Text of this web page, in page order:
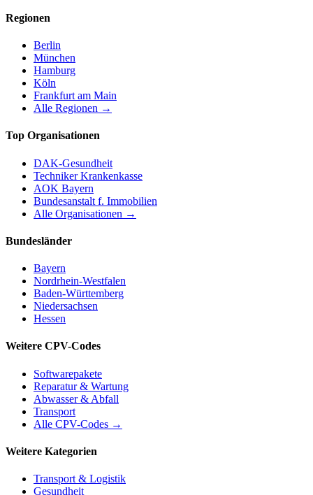
Regionen
Berlin
München
Hamburg
Köln
Frankfurt am Main
Alle Regionen →
Top Organisationen
DAK-Gesundheit
Techniker Krankenkasse
AOK Bayern
Bundesanstalt f. Immobilien
Alle Organisationen →
Bundesländer
Bayern
Nordrhein-Westfalen
Baden-Württemberg
Niedersachsen
Hessen
Weitere CPV-Codes
Softwarepakete
Reparatur & Wartung
Abwasser & Abfall
Transport
Alle CPV-Codes →
Weitere Kategorien
Transport & Logistik
Gesundheit